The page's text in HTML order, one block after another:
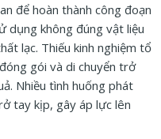
để hoàn thành công đoạn
dụng không đúng vật liệu
lạc. Thiếu kinh nghiệm tổ
gói và di chuyển trở
Nhiều tình huống phát
tay kịp, gây áp lực lên